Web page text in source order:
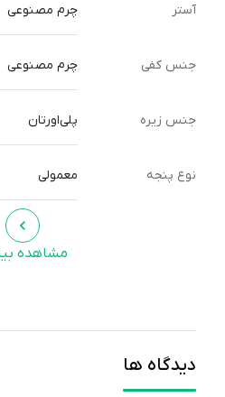
آستر چرم مصنوعی
جنس کفی چرم مصنوعی
جنس زیره پلی‌اورتان
نوع پنجه معمولی
مشاهده بیشتر
دیدگاه ها